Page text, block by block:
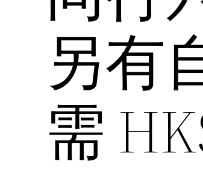
另有
需